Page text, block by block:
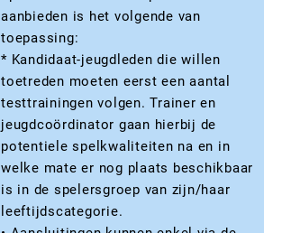
aanbieden is het volgende van
toepassing:
* Kandidaat-jeugdleden die willen
toetreden moeten eerst een aantal
testtrainingen volgen. Trainer en
jeugdcoördinator gaan hierbij de
potentiele spelkwaliteiten na en in
welke mate er nog plaats beschikbaar
is in de spelersgroep van zijn/haar
leeftijdscategorie.